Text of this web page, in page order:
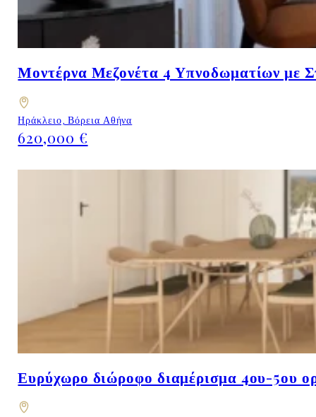
Μοντέρνα Μεζονέτα 4 Υπνοδωματίων με
Ηράκλειο, Βόρεια Αθήνα
620,000 €
Ευρύχωρο διώροφο διαμέρισμα 4ου-5ου